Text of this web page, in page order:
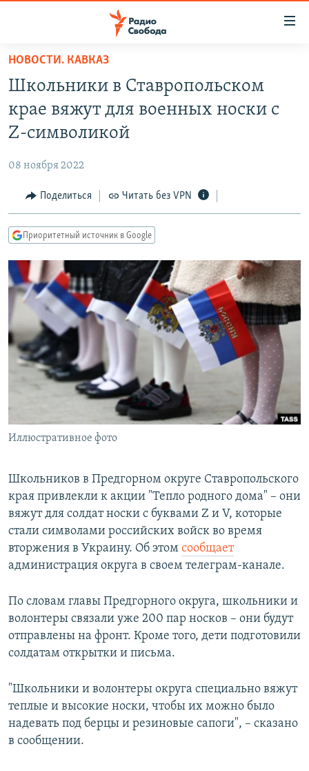
упрощенного
доступа
основному
Вернутся
Вернутся
поиску
АВТОРСКИЕ ПРОЕКТЫ
МНЕНИЯ
КУЛЬТУРА
КАВКАЗ.РЕАЛИИ
СЕВЕР.РЕАЛИИ
СИБИРЬ.РЕАЛИИ
РАСПИСАНИЕ ВЕЩАНИЯ
ПОДПИШИТЕСЬ НА РАССЫЛКУ
СОЦИАЛЬНЫЕ СЕТИ
Все сайты РСЕ/РС
НОВОСТИ. КАВКАЗ
Школьники в Ставропольском
крае вяжут для военных носки с
Z-символикой
08 ноября 2022
Поделиться Читать без VPN
Приоритетный источник в Google
Иллюстративное фото
Школьников в Предгорном округе Ставропольского
края привлекли к акции "Тепло родного дома" – они
вяжут для солдат носки с буквами Z и V, которые
стали символами российских войск во время
вторжения в Украину. Об этом сообщает
администрация округа в своем телеграм-канале.
По словам главы Предгорного округа, школьники и
волонтеры связали уже 200 пар носков – они будут
отправлены на фронт. Кроме того, дети подготовили
солдатам открытки и письма.
"Школьники и волонтеры округа специально вяжут
теплые и высокие носки, чтобы их можно было
надевать под берцы и резиновые сапоги", – сказано
в сообщении.